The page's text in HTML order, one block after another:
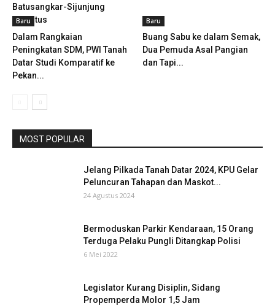
Batusangkar-Sijunjung
Terputus
Baru
Dalam Rangkaian
Peningkatan SDM, PWI Tanah
Datar Studi Komparatif ke
Pekan...
Baru
Buang Sabu ke dalam Semak,
Dua Pemuda Asal Pangian
dan Tapi...
MOST POPULAR
Jelang Pilkada Tanah Datar 2024, KPU Gelar
Peluncuran Tahapan dan Maskot...
24 Agustus 2024
Bermoduskan Parkir Kendaraan, 15 Orang
Terduga Pelaku Pungli Ditangkap Polisi
6 Mei 2022
Legislator Kurang Disiplin, Sidang
Propemperda Molor 1,5 Jam